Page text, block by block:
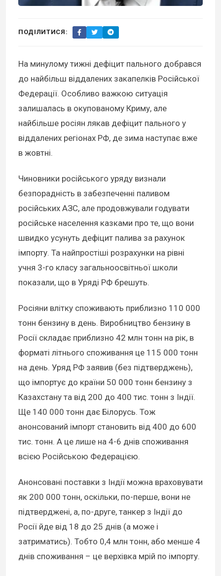
ПОДІЛИТИСЯ:
На минулому тижні дефіцит пального добрався
до найбільш віддалених закапелків Російської
Федерації. Особливо важкою ситуація
залишалась в окупованому Криму, але
найбільше росіян лякав дефіцит пального у
віддалених регіонах РФ, де зима наступає вже
в жовтні.
Чиновники російського уряду визнали
безпорадність в забезпеченні паливом
російських АЗС, але продовжували годувати
російське населення казками про те, що вони
швидко усунуть дефіцит палива за рахунок
імпорту. Та найпростіші розрахунки на рівні
учня 3-го класу загальноосвітньої школи
показали, що в Уряді РФ брешуть.
Росіяни влітку споживають приблизно 110 000
тонн бензину в день. Виробництво бензину в
Росії складає приблизно 42 млн тонн на рік, в
форматі літнього споживання це 115 000 тонн
на день. Уряд РФ заявив (без підтверджень),
що імпортує до країни 50 000 тонн бензину з
Казахстану та від 200 до 400 тис. тонн з Індії.
Ще 140 000 тонн дає Білорусь. Тож
анонсований імпорт становить від 400 до 600
тис. тонн. А це лише на 4-6 днів споживання
всією Російською Федерацією.
Анонсовані поставки з Індії можна враховувати
як 200 000 тонн, оскільки, по-перше, вони не
підтверджені, а, по-друге, танкер з Індії до
Росії йде від 18 до 25 днів (а може і
затриматись). Тобто 0,4 млн тонн, або менше 4
днів споживання – це верхівка мрій по імпорту.